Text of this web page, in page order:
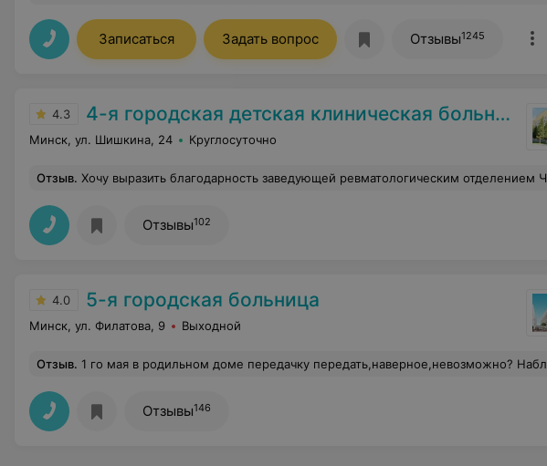
Записаться Задать вопрос Отзывы1245
4.3 4-я городская детская клиническая больница
Минск, ул. Шишкина, 24 Круглосуточно
Отзыв. Хочу выразить благодарность заведующей ревматологическим отделением Чижевской Ирине Дмитриевне и лечащему врачу Зарецкой Елене Михайловне, Вы, действительно врачи от Бога. Спасибо за своевременно оказанную помощь и за надежду в выздоровлении сына! Спасибо за Вашу доброту!Понимание!За то,что помогли нам в самый отчаянный момент,когда уже не ждали помощи! Спасибо и еще раз спасибо!
Отзывы102
4.0 5-я городская больница
Минск, ул. Филатова, 9 Выходной
Отзыв. 1 го мая в родильном доме передачку передать,наверное,невозможно? Наблюдаю уже два с половиной часа. Смотрит кино, пьет чай, болтает! Нооо занести передачки,наверное, так и не в силах. Сделал замечание, на что был практически оскорблен. Смотрю дальше. Видимо смотрит следующую серию фильма. Ну вот нагрубила ещё одной женщине, это просто ужас. Видимо сегодня что-либо передать жене не удастся. Худшего отношения я ещё не встречал.
Отзывы146